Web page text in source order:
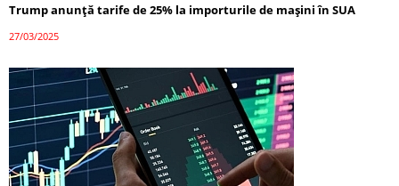
Trump anunță tarife de 25% la importurile de mașini în SUA
27/03/2025